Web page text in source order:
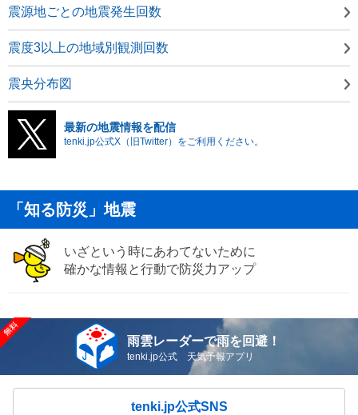
震源地ごとの地震発生回数
震度3以上の地域別観測回数
震央分布図
最新の地震情報を配信
tenki.jp公式X（旧Twitter）をご利用ください。
「知る防災」地震
いざという時にあわてないために
確かな情報と行動で防災力アップ
雨雲レーダーで雨を回避！
tenki.jp公式 天気予報アプリ
tenki.jp公式SNS